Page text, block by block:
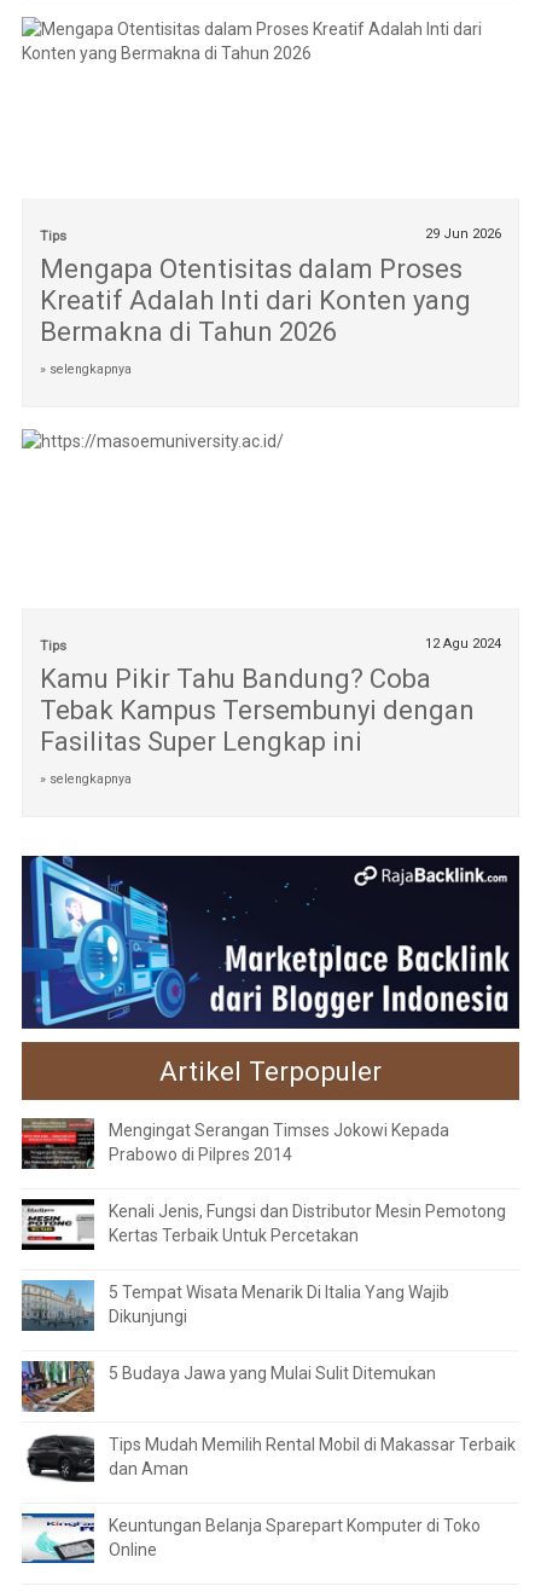
Tips 29 Jun 2026
Mengapa Otentisitas dalam Proses
Kreatif Adalah Inti dari Konten yang
Bermakna di Tahun 2026
» selengkapnya
Tips 12 Agu 2024
Kamu Pikir Tahu Bandung? Coba
Tebak Kampus Tersembunyi dengan
Fasilitas Super Lengkap ini
» selengkapnya
Artikel Terpopuler
Mengingat Serangan Timses Jokowi Kepada
Prabowo di Pilpres 2014
Kenali Jenis, Fungsi dan Distributor Mesin Pemotong
Kertas Terbaik Untuk Percetakan
5 Tempat Wisata Menarik Di Italia Yang Wajib
Dikunjungi
5 Budaya Jawa yang Mulai Sulit Ditemukan
Tips Mudah Memilih Rental Mobil di Makassar Terbaik
dan Aman
Keuntungan Belanja Sparepart Komputer di Toko
Online